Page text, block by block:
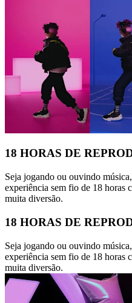
18 HORAS DE
Seja jogando ou ouvindo
experiência sem fio de 18 horas
muita diversão.
18 HORAS DE
Seja jogando ou ouvindo
experiência sem fio de 18 horas
muita diversão.